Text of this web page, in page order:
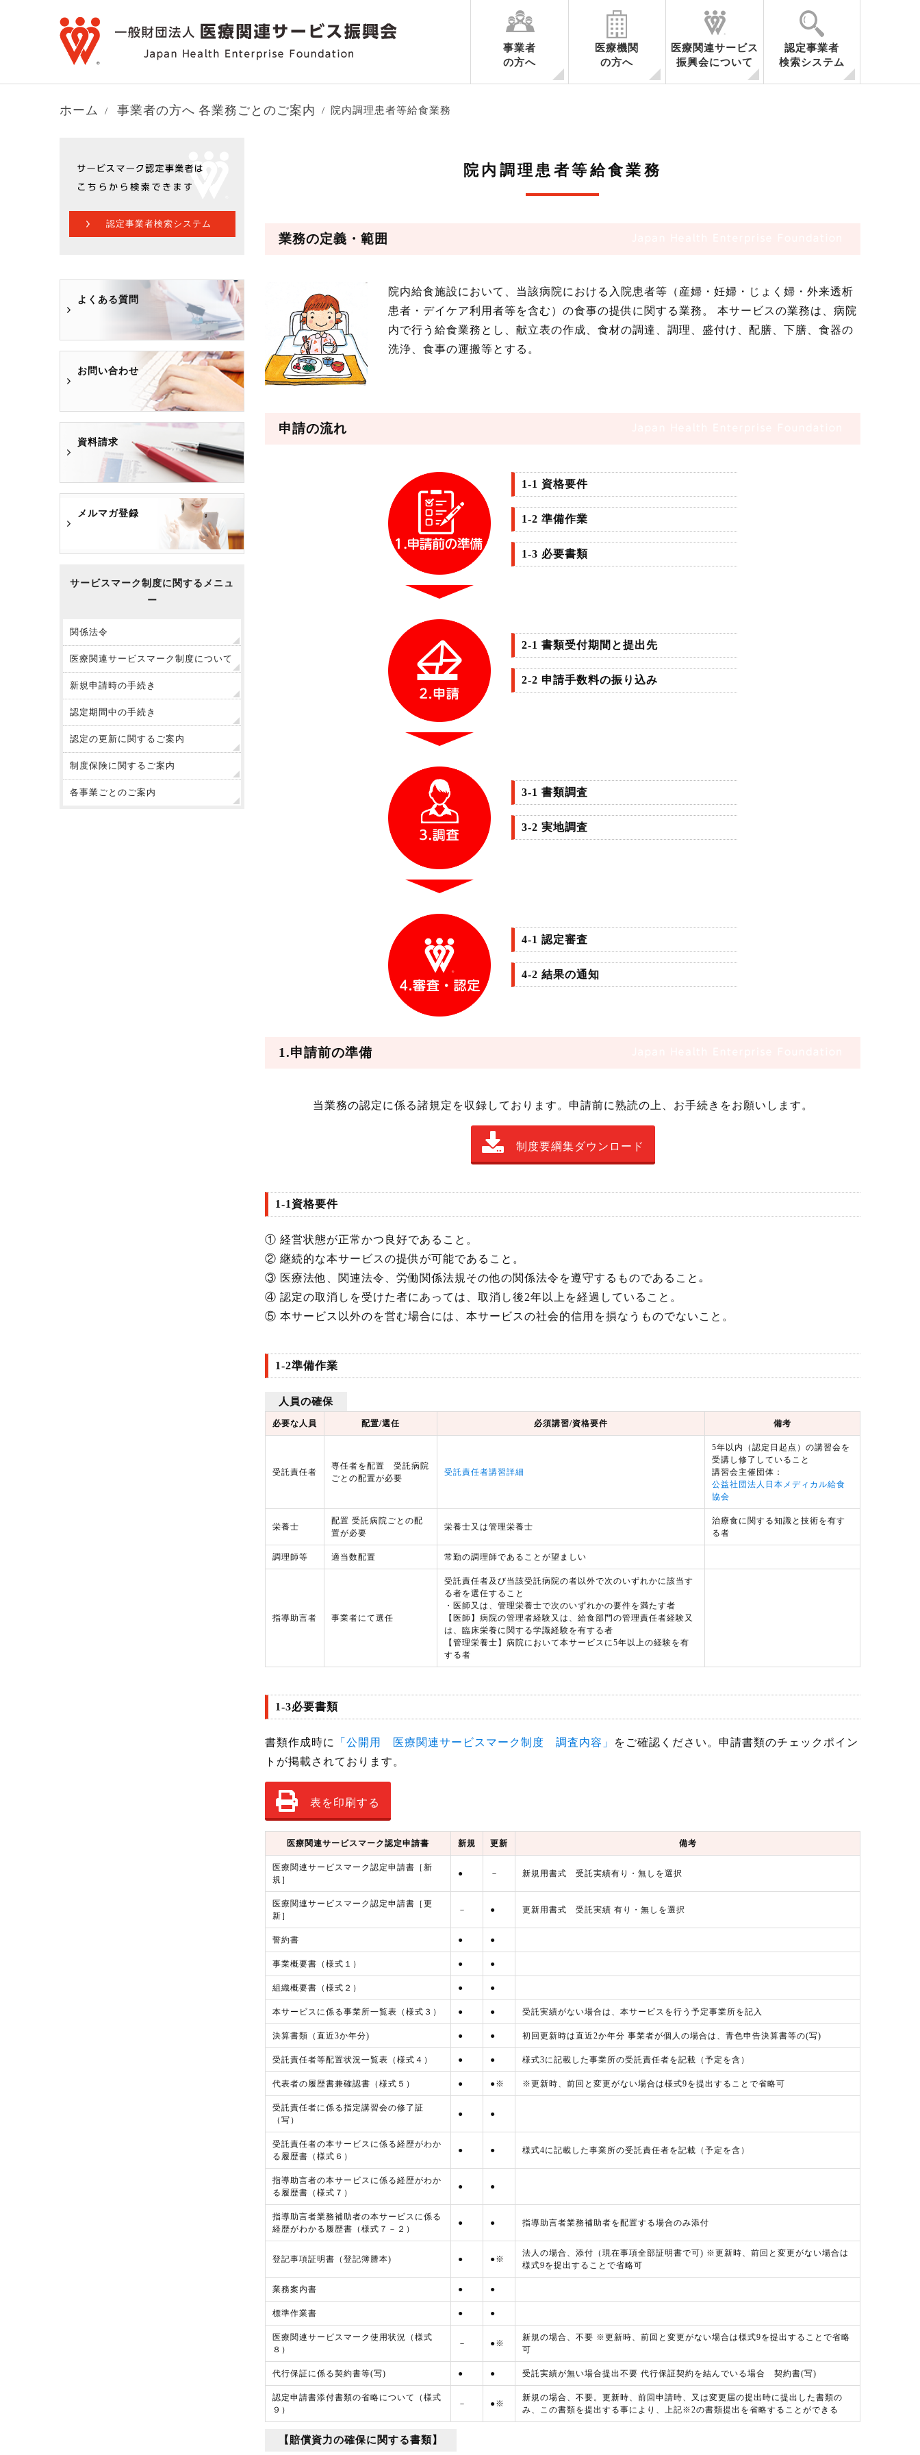
事業者
の方へ
医療機関
の方へ
医療関連サービス
振興会について
認定事業者
検索システム
ホーム 事業者の方へ 各業務ごとのご案内 院内調理患者等給食業務
認定事業者検索システム
よくある質問
お問い合わせ
資料請求
メルマガ登録
サービスマーク制度に関するメニュ
ー
関係法令
医療関連サービスマーク制度について
新規申請時の手続き
認定期間中の手続き
認定の更新に関するご案内
制度保険に関するご案内
各事業ごとのご案内
院内調理患者等給食業務
業務の定義・範囲
院内給食施設において、当該病院における入院患者等（産婦・妊婦・じょく婦・外来透析
患者・デイケア利用者等を含む）の食事の提供に関する業務。 本サービスの業務は、病院
内で行う給食業務とし、献立表の作成、食材の調達、調理、盛付け、配膳、下膳、食器の
洗浄、食事の運搬等とする。
申請の流れ
1-1 資格要件
1-2 準備作業
1-3 必要書類
2-1 書類受付期間と提出先
2-2 申請手数料の振り込み
3-1 書類調査
3-2 実地調査
4-1 認定審査
4-2 結果の通知
1.申請前の準備
当業務の認定に係る諸規定を収録しております。申請前に熟読の上、お手続きをお願いします。
制度要綱集ダウンロード
1-1資格要件
① 経営状態が正常かつ良好であること。
② 継続的な本サービスの提供が可能であること。
③ 医療法他、関連法令、労働関係法規その他の関係法令を遵守するものであること｡
④ 認定の取消しを受けた者にあっては、取消し後2年以上を経過していること。
⑤ 本サービス以外のを営む場合には、本サービスの社会的信用を損なうものでないこと。
1-2準備作業
人員の確保
必要な人員 配置/選任 必須講習/資格要件 備考
受託責任者
専任者を配置 受託病院
ごとの配置が必要
受託責任者講習詳細
5年以内（認定日起点）の講習会を
受講し修了していること
講習会主催団体：
公益社団法人日本メディカル給食
協会
栄養士
配置 受託病院ごとの配
置が必要
栄養士又は管理栄養士
治療食に関する知識と技術を有す
る者
調理師等 適当数配置 常勤の調理師であることが望ましい
指導助言者 事業者にて選任
受託責任者及び当該受託病院の者以外で次のいずれかに該当す
る者を選任すること
・医師又は、管理栄養士で次のいずれかの要件を満たす者
【医師】病院の管理者経験又は、給食部門の管理責任者経験又
は、臨床栄養に関する学識経験を有する者
【管理栄養士】病院において本サービスに5年以上の経験を有
する者
1-3必要書類
書類作成時に 「公開用 医療関連サービスマーク制度 調査内容」
をご確認ください。申請書類のチェックポイン
トが掲載されております。
表を印刷する
医療関連サービスマーク認定申請書 新規 更新 備考
医療関連サービスマーク認定申請書［新
規］
● － 新規用書式 受託実績有り・無しを選択
医療関連サービスマーク認定申請書［更
新］
－ ● 更新用書式 受託実績 有り・無しを選択
誓約書 ● ●
事業概要書（様式１） ● ●
組織概要書（様式２） ● ●
本サービスに係る事業所一覧表（様式３） ● ● 受託実績がない場合は、本サービスを行う予定事業所を記入
決算書類（直近3か年分) ● ● 初回更新時は直近2か年分 事業者が個人の場合は、青色申告決算書等の(写)
受託責任者等配置状況一覧表（様式４） ● ● 様式3に記載した事業所の受託責任者を記載（予定を含）
代表者の履歴書兼確認書（様式５） ● ●※ ※更新時、前回と変更がない場合は様式9を提出することで省略可
受託責任者に係る指定講習会の修了証
（写）
● ●
受託責任者の本サービスに係る経歴がわか
る履歴書（様式６）
● ● 様式4に記載した事業所の受託責任者を記載（予定を含）
指導助言者の本サービスに係る経歴がわか
る履歴書（様式７）
● ●
指導助言者業務補助者の本サービスに係る
経歴がわかる履歴書（様式７－２）
● ● 指導助言者業務補助者を配置する場合のみ添付
登記事項証明書（登記簿謄本) ● ●※
法人の場合、添付（現在事項全部証明書で可) ※更新時、前回と変更がない場合は
様式9を提出することで省略可
業務案内書 ● ●
標準作業書 ● ●
医療関連サービスマーク使用状況（様式
８）
－ ●※
新規の場合、不要 ※更新時、前回と変更がない場合は様式9を提出することで省略
可
代行保証に係る契約書等(写) ● ● 受託実績が無い場合提出不要 代行保証契約を結んでいる場合 契約書(写)
認定申請書添付書類の省略について（様式
９）
－ ●※
新規の場合、不要。更新時、前回申請時、又は変更届の提出時に提出した書類の
み、この書類を提出する事により、上記※2の書類提出を省略することができる
【賠償資力の確保に関する書類】